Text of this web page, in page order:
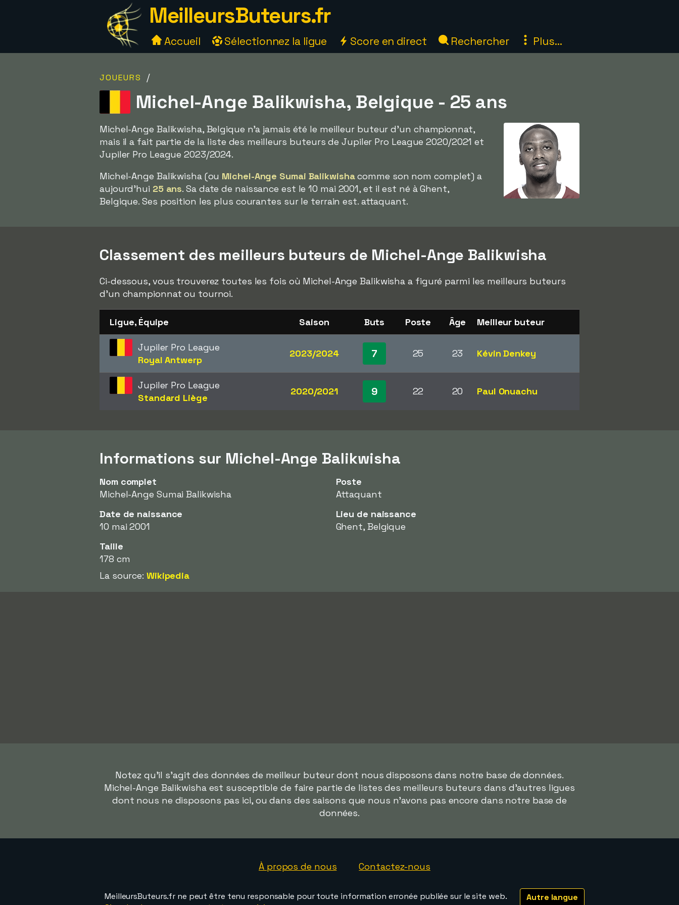
MeilleursButeurs.fr
Accueil Sélectionnez la ligue Score en direct Rechercher Plus...
JOUEURS /
Michel-Ange Balikwisha, Belgique - 25 ans
Michel-Ange Balikwisha, Belgique n'a jamais été le meilleur buteur d'un championnat,
mais il a fait partie de la liste des meilleurs buteurs de Jupiler Pro League 2020/2021 et
Jupiler Pro League 2023/2024.
Michel-Ange Balikwisha (ou Michel-Ange Sumai Balikwishacomme son nom complet) a
aujourd'hui 25 ans. Sa date de naissance est le 10 mai 2001, et il est né à Ghent,
Belgique. Ses position les plus courantes sur le terrain est. attaquant.
Classement des meilleurs buteurs de Michel-Ange Balikwisha
Ci-dessous, vous trouverez toutes les fois où Michel-Ange Balikwisha a figuré parmi les meilleurs buteurs
d'un championnat ou tournoi.
Ligue, Équipe Saison Buts Poste Âge Meilleur buteur
Jupiler Pro League
Royal Antwerp
2023/2024 7 25 23 Kévin Denkey
Jupiler Pro League
Standard Liège
2020/2021 9 22 20 Paul Onuachu
Informations sur Michel-Ange Balikwisha
Nom complet
Michel-Ange Sumai Balikwisha
Poste
Attaquant
Date de naissance
10 mai 2001
Lieu de naissance
Ghent, Belgique
Taille
178 cm
La source: Wikipedia
Notez qu'il s'agit des données de meilleur buteur dont nous disposons dans notre base de données.
Michel-Ange Balikwisha est susceptible de faire partie de listes des meilleurs buteurs dans d'autres ligues
dont nous ne disposons pas ici, ou dans des saisons que nous n'avons pas encore dans notre base de
données.
À propos de nous Contactez-nous
Autre langue
MeilleursButeurs.fr ne peut être tenu responsable pour toute information erronée publiée sur le site web.